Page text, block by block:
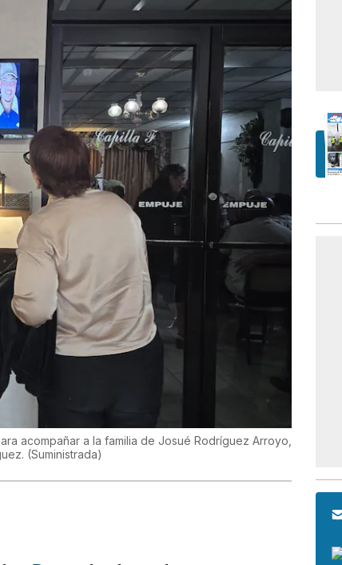
acompañar a la familia de Josué Rodríguez Arroyo,
(Suministrada)